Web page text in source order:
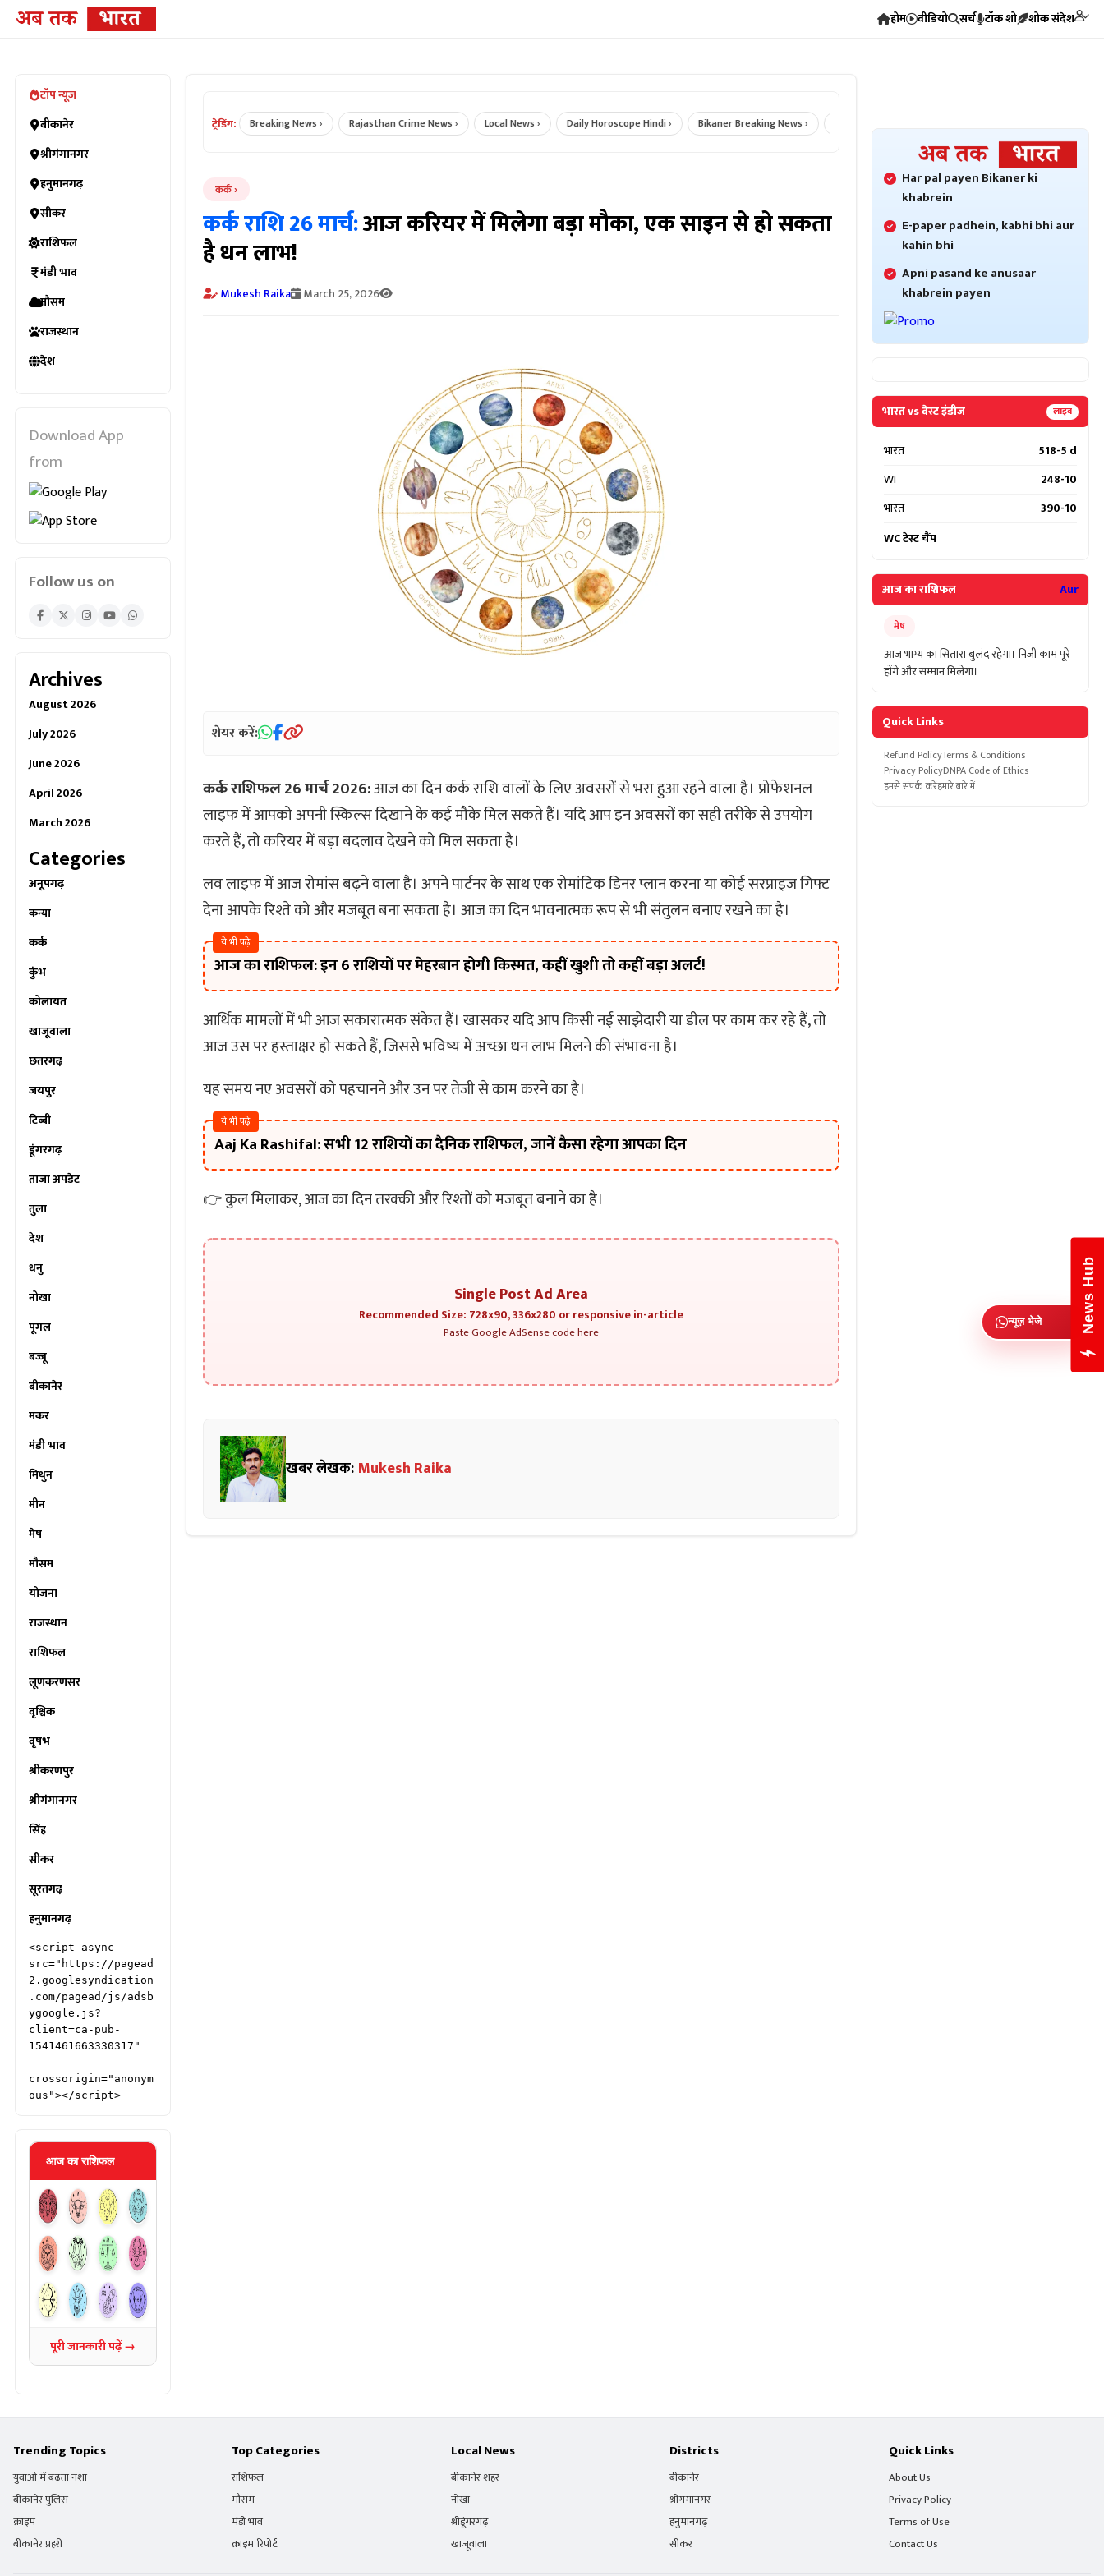
होम वीडियो सर्च टॉक शो शोक संदेश
टॉप न्यूज़
बीकानेर
श्रीगंगानगर
हनुमानगढ़
सीकर
राशिफल
मंडी भाव
मौसम
राजस्थान
देश
Download App
from
Follow us on
Archives
August 2026
July 2026
June 2026
April 2026
March 2026
Categories
अनूपगढ़
कन्या
कर्क
कुंभ
कोलायत
खाजूवाला
छतरगढ़
जयपुर
टिब्बी
डूंगरगढ़
ताजा अपडेट
तुला
देश
धनु
नोखा
पूगल
बज्जू
बीकानेर
मकर
मंडी भाव
मिथुन
मीन
मेष
मौसम
योजना
राजस्थान
राशिफल
लूणकरणसर
वृश्चिक
वृषभ
श्रीकरणपुर
श्रीगंगानगर
सिंह
सीकर
सूरतगढ़
हनुमानगढ़
<script async
src="https://pagead
2.googlesyndication
.com/pagead/js/adsb
ygoogle.js?
client=ca-pub-
1541461663330317"
crossorigin="anonym
ous"></script>
आज का राशिफल
पूरी जानकारी पढ़ें →
ट्रेडिंग:
Bikaner News › Breaking News › Rajasthan Crime News › Local News › Daily Horoscope Hindi › Bikaner Breaking News › आज का राशिफल ›
कर्क
कर्क राशि 26 मार्च:आज करियर में मिलेगा बड़ा मौका, एक साइन से हो सकता
है धन लाभ!
Mukesh Raika March 25, 2026
शेयर करें:
कर्क राशिफल 26 मार्च 2026:आज का दिन कर्क राशि वालों के लिए अवसरों से भरा हुआ रहने वाला है। प्रोफेशनल
लाइफ में आपको अपनी स्किल्स दिखाने के कई मौके मिल सकते हैं। यदि आप इन अवसरों का सही तरीके से उपयोग
करते हैं, तो करियर में बड़ा बदलाव देखने को मिल सकता है।
लव लाइफ में आज रोमांस बढ़ने वाला है। अपने पार्टनर के साथ एक रोमांटिक डिनर प्लान करना या कोई सरप्राइज गिफ्ट
देना आपके रिश्ते को और मजबूत बना सकता है। आज का दिन भावनात्मक रूप से भी संतुलन बनाए रखने का है।
ये भी पढ़े
आज का राशिफल: इन 6 राशियों पर मेहरबान होगी किस्मत, कहीं खुशी तो कहीं बड़ा अलर्ट!
आर्थिक मामलों में भी आज सकारात्मक संकेत हैं। खासकर यदि आप किसी नई साझेदारी या डील पर काम कर रहे हैं, तो
आज उस पर हस्ताक्षर हो सकते हैं, जिससे भविष्य में अच्छा धन लाभ मिलने की संभावना है।
यह समय नए अवसरों को पहचानने और उन पर तेजी से काम करने का है।
ये भी पढ़े
Aaj Ka Rashifal: सभी 12 राशियों का दैनिक राशिफल, जानें कैसा रहेगा आपका दिन
👉 कुल मिलाकर, आज का दिन तरक्की और रिश्तों को मजबूत बनाने का है।
Single Post Ad Area
Recommended Size: 728x90, 336x280 or responsive in-article
Paste Google AdSense code here
खबर लेखक: Mukesh Raika
Har pal payen Bikaner ki
khabrein
E-paper padhein, kabhi bhi aur
kahin bhi
Apni pasand ke anusaar
khabrein payen
भारत vs वेस्ट इंडीज लाइव
भारत
518-5 d
WI
248-10
भारत
390-10
WC टेस्ट चैंप
आज का राशिफल Aur
मेष
आज भाग्य का सितारा बुलंद रहेगा। निजी काम पूरे
होंगे और सम्मान मिलेगा।
Quick Links
Refund PolicyTerms & Conditions
Privacy PolicyDNPA Code of Ethics
हमसे संपर्क करेंहमारे बारे में
Trending Topics
युवाओं में बढ़ता नशा
बीकानेर पुलिस
क्राइम
बीकानेर प्रहरी
Top Categories
राशिफल
मौसम
मंडी भाव
क्राइम रिपोर्ट
Local News
बीकानेर शहर
नोखा
श्रीडूंगरगढ़
खाजूवाला
Districts
बीकानेर
श्रीगंगानगर
हनुमानगढ़
सीकर
Quick Links
About Us
Privacy Policy
Terms of Use
Contact Us
न्यूज़ भेजे News Hub